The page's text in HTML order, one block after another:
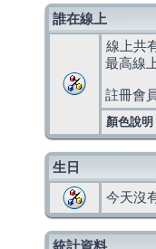
誰在線上
線上共
最高線
註冊會
顏色說明
生日
今天沒